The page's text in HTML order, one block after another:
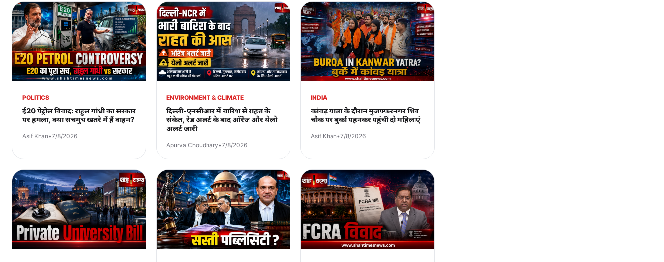
POLITICS
ई20 पेट्रोल विवाद: राहुल गांधी का सरकार
पर हमला, क्या सचमुच खतरे में हैं वाहन?
Asif Khan•7/8/2026
ENVIRONMENT & CLIMATE
दिल्ली-एनसीआर में बारिश से राहत के
संकेत, रेड अलर्ट के बाद ऑरेंज और येलो
अलर्ट जारी
Apurva Choudhary•7/8/2026
INDIA
कांवड़ यात्रा के दौरान मुजफ्फरनगर शिव
चौक पर बुर्का पहनकर पहुंचीं दो महिलाएं
Asif Khan•7/8/2026